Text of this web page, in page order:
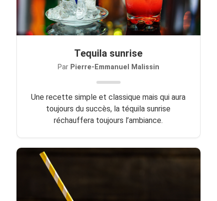
Tequila sunrise
Par Pierre-Emmanuel Malissin
Une recette simple et classique mais qui aura
toujours du succès, la téquila sunrise
réchauffera toujours l’ambiance.